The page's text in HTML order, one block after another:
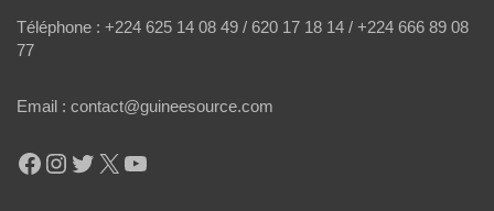
Téléphone : +224 625 14 08 49 / 620 17 18 14 / +224 666 89 08
77
Email : contact@guineesource.com
Facebook
Instagram
Twitter
X YouTube